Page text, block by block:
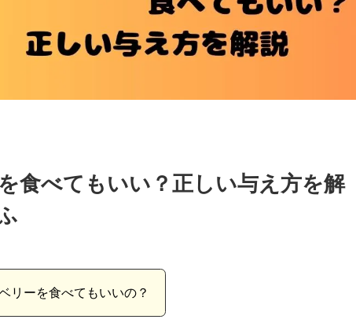
食べてもいい？正しい与え方を解
リーを食べてもいいの？